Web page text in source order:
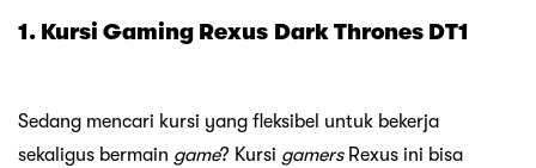
1. Kursi Gaming Rexus Dark Thrones DT1
Sedang mencari kursi yang fleksibel untuk bekerja
sekaligus bermain game? Kursi gamersRexus ini bisa